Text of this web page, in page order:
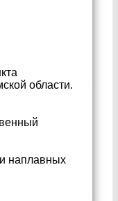
области.
наплавных